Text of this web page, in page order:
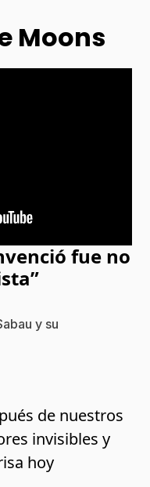
Moons
fue no
y su
de nuestros
invisibles y
hoy